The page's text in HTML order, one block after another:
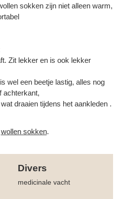
sokken zijn niet alleen warm,
Zit lekker en is ook lekker
wel een beetje lastig, alles nog
achterkant,
draaien tijdens het aankleden .
wollen sokken.
Divers
medicinale vacht